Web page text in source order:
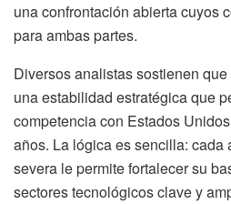
una confrontación abierta cuyos
para ambas partes.
Diversos analistas sostienen
una estabilidad estratégica que
competencia con Estados
años. La lógica es sencilla: cada
severa le permite fortalecer su
sectores tecnológicos clave y